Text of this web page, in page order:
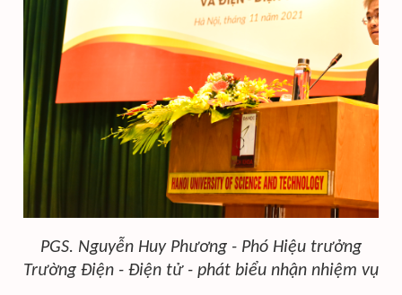
PGS. Nguyễn Huy Phương - Phó Hiệu trưởng
Trường Điện - Điện tử - phát biểu nhận nhiệm vụ